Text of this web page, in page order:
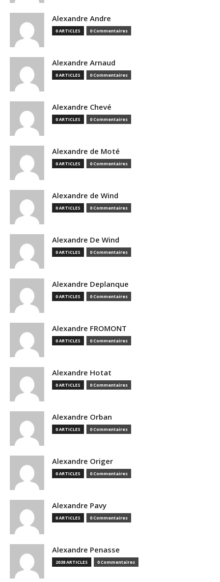
Alexandre Andre
0 ARTICLES 0 Commentaires
Alexandre Arnaud
0 ARTICLES 0 Commentaires
Alexandre Chevé
0 ARTICLES 0 Commentaires
Alexandre de Moté
0 ARTICLES 0 Commentaires
Alexandre de Wind
0 ARTICLES 0 Commentaires
Alexandre De Wind
0 ARTICLES 0 Commentaires
Alexandre Deplanque
0 ARTICLES 0 Commentaires
Alexandre FROMONT
0 ARTICLES 0 Commentaires
Alexandre Hotat
0 ARTICLES 0 Commentaires
Alexandre Orban
0 ARTICLES 0 Commentaires
Alexandre Origer
0 ARTICLES 0 Commentaires
Alexandre Pavy
0 ARTICLES 0 Commentaires
Alexandre Penasse
2038 ARTICLES 0 Commentaires